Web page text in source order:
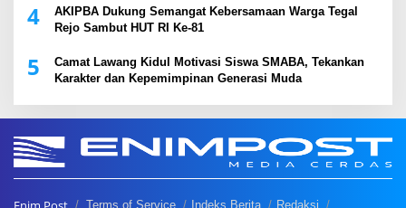
4
AKIPBA Dukung Semangat Kebersamaan Warga Tegal
Rejo Sambut HUT RI Ke-81
5
Camat Lawang Kidul Motivasi Siswa SMABA, Tekankan
Karakter dan Kepemimpinan Generasi Muda
Terms of Service Indeks Berita Redaksi